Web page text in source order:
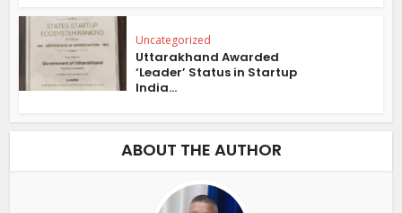
Uncategorized
Uttarakhand Awarded
‘Leader’ Status in Startup
India...
ABOUT THE AUTHOR